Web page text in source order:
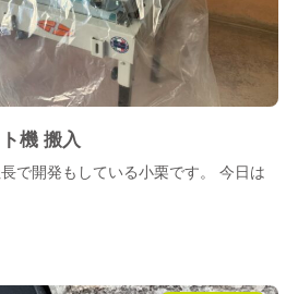
機 搬入
で開発もしている小栗です。 今日は